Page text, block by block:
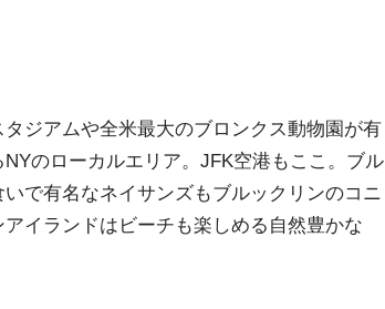
ジアムや全米最大のブロンクス動物園が有
のローカルエリア。JFK空港もここ。ブル
で有名なネイサンズもブルックリンのコニ
イランドはビーチも楽しめる自然豊かな